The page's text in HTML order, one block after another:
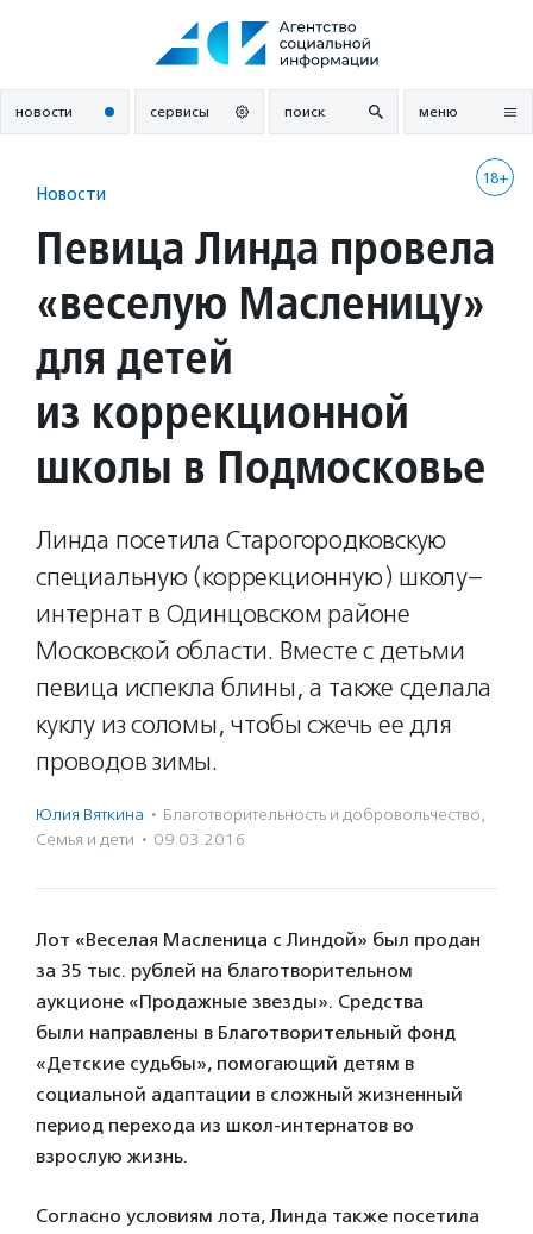
новости сервисы поиск меню
18+
Новости
Певица Линда провела
«веселую Масленицу»
для детей
из коррекционной
школы в Подмосковье
Линда посетила Старогородковскую
специальную (коррекционную) школу–
интернат в Одинцовском районе
Московской области. Вместе с детьми
певица испекла блины, а также сделала
куклу из соломы, чтобы сжечь ее для
проводов зимы.
Юлия Вяткина · Благотвори­тель­ность и доброволь­чест­во,
Семья и дети · 09.03.2016
Лот «Веселая Масленица с Линдой» был продан
за 35 тыс. рублей на благотворительном
аукционе «Продажные звезды». Средства
были направлены в Благотворительный фонд
«Детские судьбы», помогающий детям в
социальной адаптации в сложный жизненный
период перехода из школ-интернатов во
взрослую жизнь.
Согласно условиям лота, Линда также посетила